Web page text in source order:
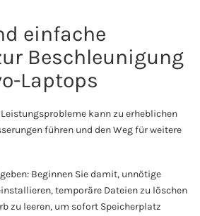
einfache
Beschleunigung
Laptops
kann zu erheblichen
führen und den Weg für weitere
Beginnen Sie damit, unnötige
temporäre Dateien zu löschen
zu leeren, um sofort Speicherplatz